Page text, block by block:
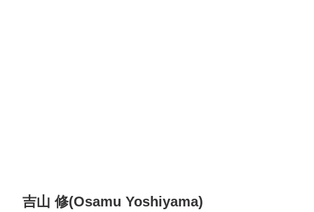
吉山 修(Osamu Yoshiyama)